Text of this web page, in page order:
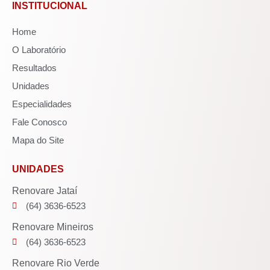
INSTITUCIONAL
Home
O Laboratório
Resultados
Unidades
Especialidades
Fale Conosco
Mapa do Site
UNIDADES
Renovare Jataí
(64) 3636-6523
Renovare Mineiros
(64) 3636-6523
Renovare Rio Verde